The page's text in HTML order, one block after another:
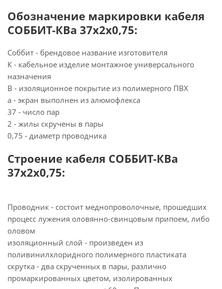
Обозначение маркировки кабеля
СОББИТ-КВа 37х2х0,75:
Соббит - брендовое название изготовителя
К - кабельное изделие монтажное универсального
назначения
В - изоляционное покрытие из полимерного ПВХ
а - экран выполнен из алюмофлекса
37 - число пар
2 - жилы скручены в пары
0,75 - диаметр проводника
Строение кабеля СОББИТ-КВа
37х2х0,75:
Проводник - состоит меднопроволочные, прошедших
процесс лужения оловянно-свинцовым припоем, либо
оловом
изоляционный слой - произведен из
поливинилхлоридного полимерного пластиката
скрутка - два скрученных в пары, различно
промаркированных цветом, изолированных